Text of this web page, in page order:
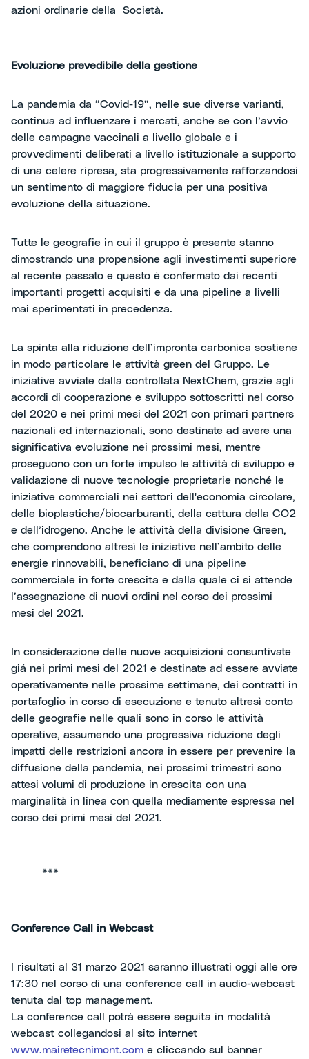
azioni ordinarie della Società.
Evoluzione prevedibile della gestione
La pandemia da “Covid-19”, nelle sue diverse varianti,
continua ad influenzare i mercati, anche se con l’avvio
delle campagne vaccinali a livello globale e i
provvedimenti deliberati a livello istituzionale a supporto
di una celere ripresa, sta progressivamente rafforzandosi
un sentimento di maggiore fiducia per una positiva
evoluzione della situazione.
Tutte le geografie in cui il gruppo è presente stanno
dimostrando una propensione agli investimenti superiore
al recente passato e questo è confermato dai recenti
importanti progetti acquisiti e da una pipeline a livelli
mai sperimentati in precedenza.
La spinta alla riduzione dell’impronta carbonica sostiene
in modo particolare le attività green del Gruppo. Le
iniziative avviate dalla controllata NextChem, grazie agli
accordi di cooperazione e sviluppo sottoscritti nel corso
del 2020 e nei primi mesi del 2021 con primari partners
nazionali ed internazionali, sono destinate ad avere una
significativa evoluzione nei prossimi mesi, mentre
proseguono con un forte impulso le attività di sviluppo e
validazione di nuove tecnologie proprietarie nonché le
iniziative commerciali nei settori dell'economia circolare,
delle bioplastiche/biocarburanti, della cattura della CO2
e dell’idrogeno. Anche le attività della divisione Green,
che comprendono altresì le iniziative nell’ambito delle
energie rinnovabili, beneficiano di una pipeline
commerciale in forte crescita e dalla quale ci si attende
l’assegnazione di nuovi ordini nel corso dei prossimi
mesi del 2021.
In considerazione delle nuove acquisizioni consuntivate
giá nei primi mesi del 2021 e destinate ad essere avviate
operativamente nelle prossime settimane, dei contratti in
portafoglio in corso di esecuzione e tenuto altresì conto
delle geografie nelle quali sono in corso le attività
operative, assumendo una progressiva riduzione degli
impatti delle restrizioni ancora in essere per prevenire la
diffusione della pandemia, nei prossimi trimestri sono
attesi volumi di produzione in crescita con una
marginalità in linea con quella mediamente espressa nel
corso dei primi mesi del 2021.
***
Conference Call in Webcast
I risultati al 31 marzo 2021 saranno illustrati oggi alle ore
17:30 nel corso di una conference call in audio-webcast
tenuta dal top management.
La conference call potrà essere seguita in modalità
webcast collegandosi al sito internet
www.mairetecnimont.com e cliccando sul banner